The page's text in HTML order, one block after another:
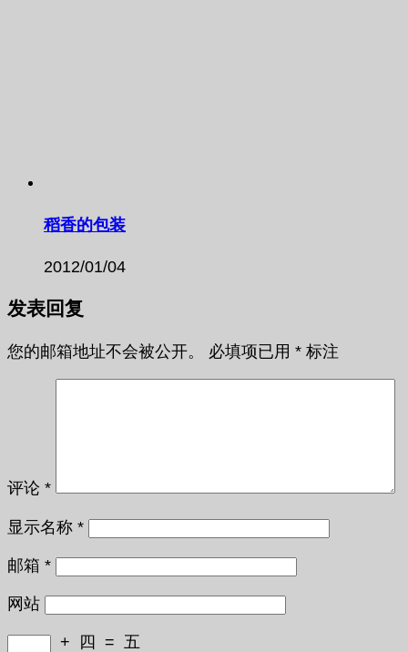
稻香的包装
2012/01/04
发表回复
您的邮箱地址不会被公开。 必填项已用 * 标注
评论 *
显示名称 *
邮箱 *
网站
+ 四 = 五